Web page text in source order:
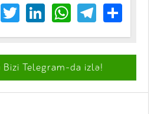
Facebook
TwitterLinkedIn
WhatsApp
Telegram
Share
Bizi Telegram-da izlə!